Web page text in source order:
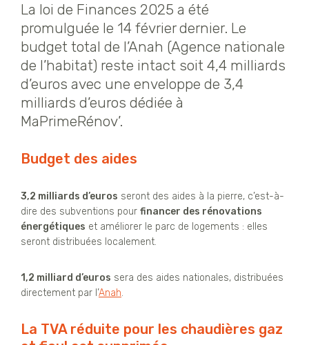
La loi de Finances 2025 a été
promulguée le 14 février dernier. Le
budget total de l’Anah (Agence nationale
de l’habitat) reste intact soit 4,4 milliards
d’euros avec une enveloppe de 3,4
milliards d’euros dédiée à
MaPrimeRénov’.
Budget des aides
3,2 milliards d’euros seront des aides à la pierre, c’est-à-
dire des subventions pour financer des rénovations
énergétiques et améliorer le parc de logements : elles
seront distribuées localement.
1,2 milliard d’euros sera des aides nationales, distribuées
directement par l’Anah.
La TVA réduite pour les chaudières gaz